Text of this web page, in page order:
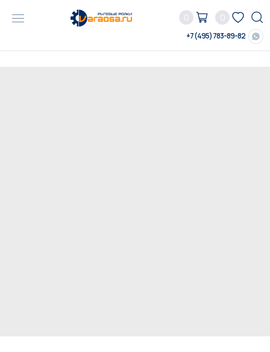
0 0
+7 (495) 783-89-82